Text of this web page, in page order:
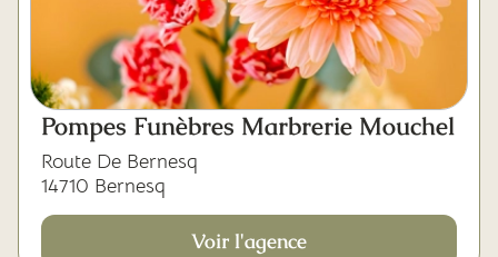
Pompes Funèbres Marbrerie Mouchel
Route De Bernesq
14710 Bernesq
Voir l'agence